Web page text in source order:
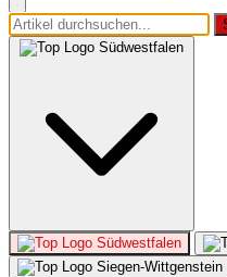
Südwestfalen
Südwestfalen
Siegen-Wittgenstein